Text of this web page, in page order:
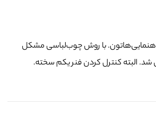
با روش چوب‌لباسی مشکل
شد. البته کنترل کردن فنر یکم سخته.